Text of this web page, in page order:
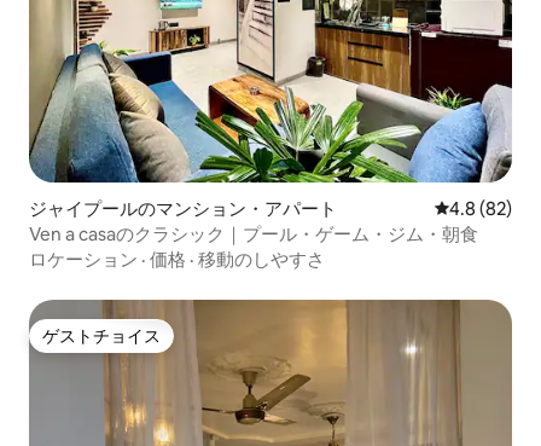
ジャイプールのマンション・アパート レビュー82
4.8 (82)
Ven a casaのクラシック｜プール・ゲーム・ジム・朝食
ロケーション · 価格 · 移動のしやすさ
ゲストチョイス
ゲストチョイス